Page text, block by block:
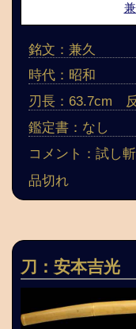
銘文：兼久
時代：昭和
刃長：63.7cm
鑑定書：なし
コメント：試し
品切れ
刀：安本吉光